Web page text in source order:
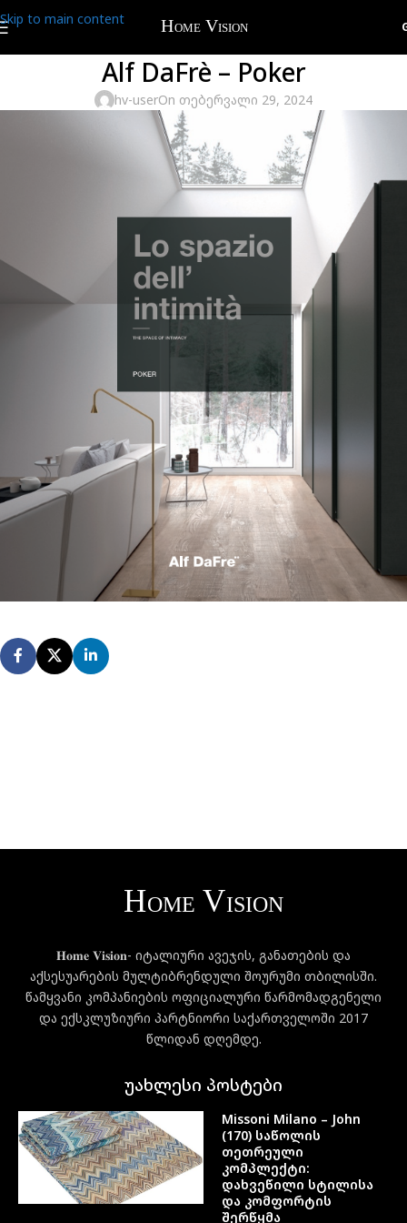
Skip to main content
Alf DaFrè – Poker
hv-userOn თებერვალი 29, 2024
𝐇𝐨𝐦𝐞 𝐕𝐢𝐬𝐢𝐨𝐧- იტალიური ავეჯის, განათების და
აქსესუარების მულტიბრენდული შოურუმი თბილისში.
წამყვანი კომპანიების ოფიციალური წარმომადგენელი
და ექსკლუზიური პარტნიორი საქართველოში 2017
წლიდან დღემდე.
უახლესი პოსტები
Missoni Milano – John
(170) საწოლის
თეთრეული
კომპლექტი:
დახვეწილი სტილისა
და კომფორტის
შერწყმა